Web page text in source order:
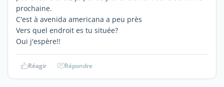
prochaine.
C'est à avenida americana a peu près
Vers quel endroit es tu située?
Oui j'espère!!
Réagir Répondre